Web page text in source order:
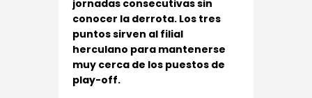
jornadas consecutivas sin
conocer la derrota. Los tres
puntos sirven al filial
herculano para mantenerse
muy cerca de los puestos de
play-off.